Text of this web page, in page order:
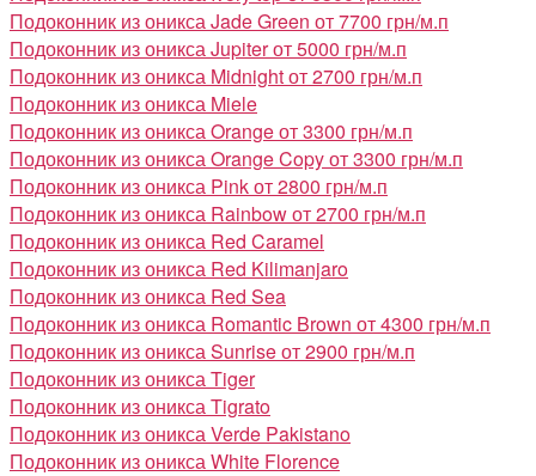
Подоконник из оникса Jade Green от 7700 грн/м.п
Подоконник из оникса Jupiterот 5000 грн/м.п
Подоконник из оникса Midnightот 2700 грн/м.п
Подоконник из оникса Miele
Подоконник из оникса Orangeот 3300 грн/м.п
Подоконник из оникса Orange Copyот 3300 грн/м.п
Подоконник из оникса Pinkот 2800 грн/м.п
Подоконник из оникса Rainbowот 2700 грн/м.п
Подоконник из оникса Red Caramel
Подоконник из оникса Red Kilimanjaro
Подоконник из оникса Red Sea
Подоконник из оникса Romantic Brown от 4300 грн/м.п
Подоконник из оникса Sunriseот 2900 грн/м.п
Подоконник из оникса Tiger
Подоконник из оникса Tigrato
Подоконник из оникса Verde Pakistano
Подоконник из оникса White Florence